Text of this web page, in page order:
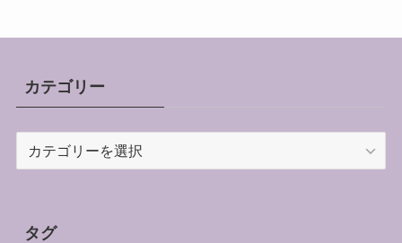
カテゴリー
ータグ